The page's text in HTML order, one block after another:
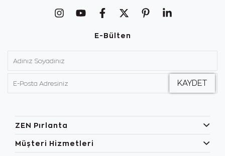
E-Bülten
ZEN Pırlanta
Müşteri Hizmetleri